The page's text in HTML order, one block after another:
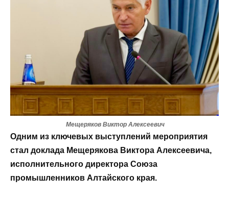
Мещеряков Виктор Алексеевич
Одним из ключевых выступлений мероприятия
стал доклада Мещерякова Виктора Алексеевича,
исполнительного директора Союза
промышленников Алтайского края.